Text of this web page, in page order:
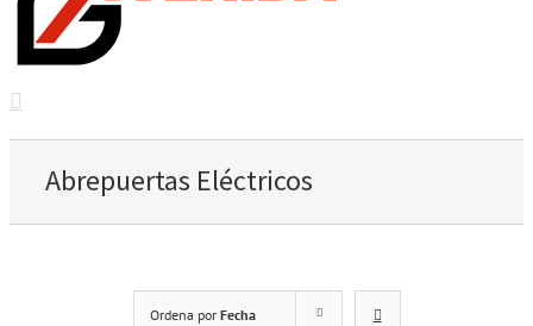
Abrepuertas Eléctricos
Ordena por Fecha